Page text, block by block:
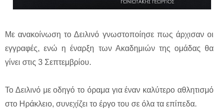
Με ανακοίνωση το Δειλινό γνωστοποίησε πως άρχισαν οι
εγγραφές, ενώ η έναρξη των Ακαδημιών της ομάδας θα
γίνει στις 3 Σεπτεμβρίου.
Το Δειλινό με οδηγό το όραμα για έναν καλύτερο αθλητισμό
στο Ηράκλειο, συνεχίζει το έργο του σε όλα τα επίπεδα.